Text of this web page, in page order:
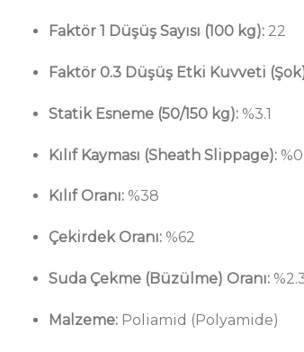
Faktör 1 Düşüş Sayısı (100 kg):22
Faktör 0.3 Düşüş Etki Kuvveti
Statik Esneme (50/150 kg):%3.1
Kılıf Kayması (Sheath Slippage):%0
Kılıf Oranı:%38
Çekirdek Oranı:%62
Suda Çekme (Büzülme) Oranı:
Malzeme:Poliamid (Polyamide)